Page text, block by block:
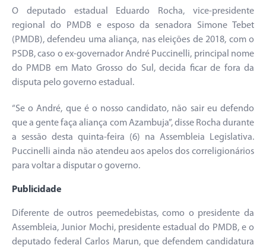
O deputado estadual Eduardo Rocha, vice-presidente
regional do PMDB e esposo da senadora Simone Tebet
(PMDB), defendeu uma aliança, nas eleições de 2018, com o
PSDB, caso o ex-governador André Puccinelli, principal nome
do PMDB em Mato Grosso do Sul, decida ficar de fora da
disputa pelo governo estadual.
“Se o André, que é o nosso candidato, não sair eu defendo
que a gente faça aliança com Azambuja”, disse Rocha durante
a sessão desta quinta-feira (6) na Assembleia Legislativa.
Puccinelli ainda não atendeu aos apelos dos correligionários
para voltar a disputar o governo.
Publicidade
Diferente de outros peemedebistas, como o presidente da
Assembleia, Junior Mochi, presidente estadual do PMDB, e o
deputado federal Carlos Marun, que defendem candidatura